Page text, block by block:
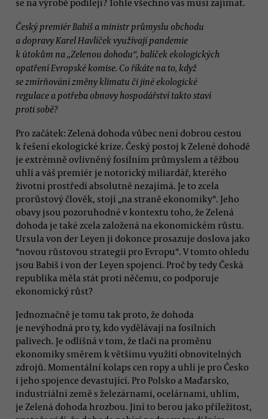
se na výrobě podílejí? Tohle všechno vás musí zajímat.
Český premiér Babiš a ministr průmyslu obchodu
a dopravy Karel Havlíček využívají pandemie
k útokům na „Zelenou dohodu“, balíček ekologických
opatření Evropské komise. Co říkáte na to, když
se zmírňování změny klimatu či jiné ekologické
regulace a potřeba obnovy hospodářství takto staví
proti sobě?
Pro začátek: Zelená dohoda vůbec není dobrou cestou
k řešení ekologické krize. Český postoj k Zelené dohodě
je extrémně ovlivněný fosilním průmyslem a těžbou
uhlí a váš premiér je notorický miliardář, kterého
životní prostředí absolutně nezajímá. Je to zcela
prorůstový člověk, stojí „na straně ekonomiky“. Jeho
obavy jsou pozoruhodné v kontextu toho, že Zelená
dohoda je také zcela založená na ekonomickém růstu.
Ursula von der Leyen ji dokonce prosazuje doslova jako
“novou růstovou strategii pro Evropu“. V tomto ohledu
jsou Babiš i von der Leyen spojenci. Proč by tedy Česká
republika měla stát proti něčemu, co podporuje
ekonomický růst?
Jednoznačně je tomu tak proto, že dohoda
je nevýhodná pro ty, kdo vydělávají na fosilních
palivech. Je odlišná v tom, že tlačí na proměnu
ekonomiky směrem k většímu využití obnovitelných
zdrojů. Momentální kolaps cen ropy a uhlí je pro Česko
i jeho spojence devastující. Pro Polsko a Maďarsko,
industriální země s železárnami, ocelárnami, uhlím,
je Zelená dohoda hrozbou. Jiní to berou jako příležitost,